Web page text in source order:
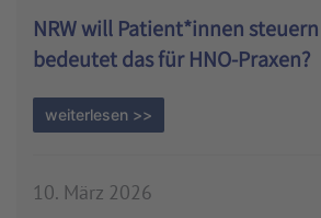
NRW will Patient*innen
bedeutet das für HNO-Praxen?
weiterlesen >>
10. März 2026